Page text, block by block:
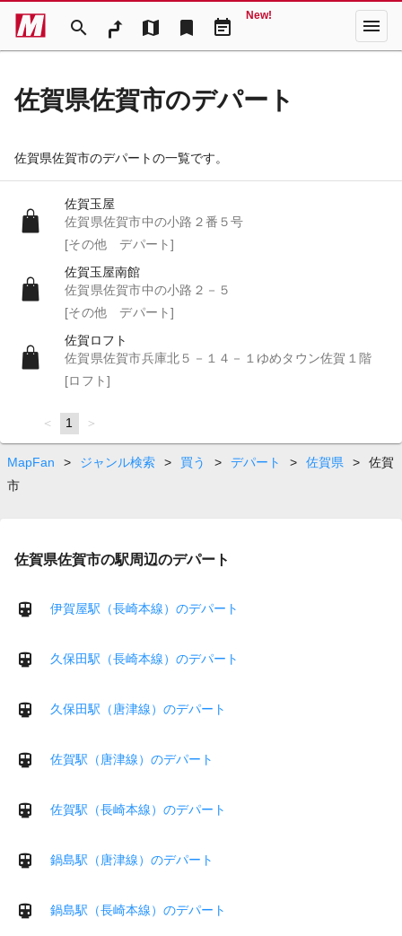
search map bookmark event_note
New! menu
佐賀県佐賀市のデパート
佐賀県佐賀市のデパートの一覧です。
佐賀玉屋
佐賀県佐賀市中の小路２番５号
[その他 デパート]
佐賀玉屋南館
佐賀県佐賀市中の小路２－５
[その他 デパート]
佐賀ロフト
佐賀県佐賀市兵庫北５－１４－１ゆめタウン佐賀１階
[ロフト]
page
You're
on
page
1 page
MapFan > ジャンル検索 > 買う > デパート > 佐賀県 >
佐賀
市
佐賀県佐賀市の駅周辺のデパート
伊賀屋駅（長崎本線）のデパート
久保田駅（長崎本線）のデパート
久保田駅（唐津線）のデパート
佐賀駅（唐津線）のデパート
佐賀駅（長崎本線）のデパート
鍋島駅（唐津線）のデパート
鍋島駅（長崎本線）のデパート